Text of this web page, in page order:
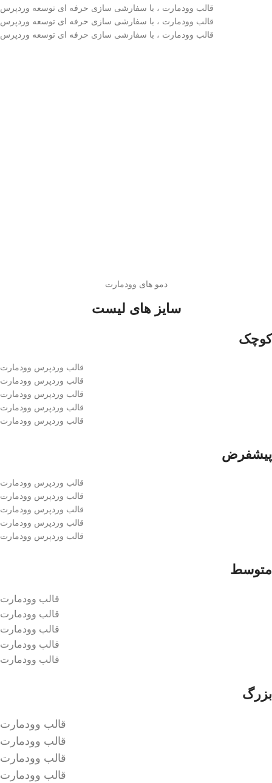
قالب وودمارت ، با سفارشی سازی حرفه ای توسعه وردپرس
قالب وودمارت ، با سفارشی سازی حرفه ای توسعه وردپرس
قالب وودمارت ، با سفارشی سازی حرفه ای توسعه وردپرس
دمو های وودمارت
سایز های لیست
کوچک
قالب وردپرس وودمارت
قالب وردپرس وودمارت
قالب وردپرس وودمارت
قالب وردپرس وودمارت
قالب وردپرس وودمارت
پیشفرض
قالب وردپرس وودمارت
قالب وردپرس وودمارت
قالب وردپرس وودمارت
قالب وردپرس وودمارت
قالب وردپرس وودمارت
متوسط
قالب وودمارت
قالب وودمارت
قالب وودمارت
قالب وودمارت
قالب وودمارت
بزرگ
قالب وودمارت
قالب وودمارت
قالب وودمارت
قالب وودمارت